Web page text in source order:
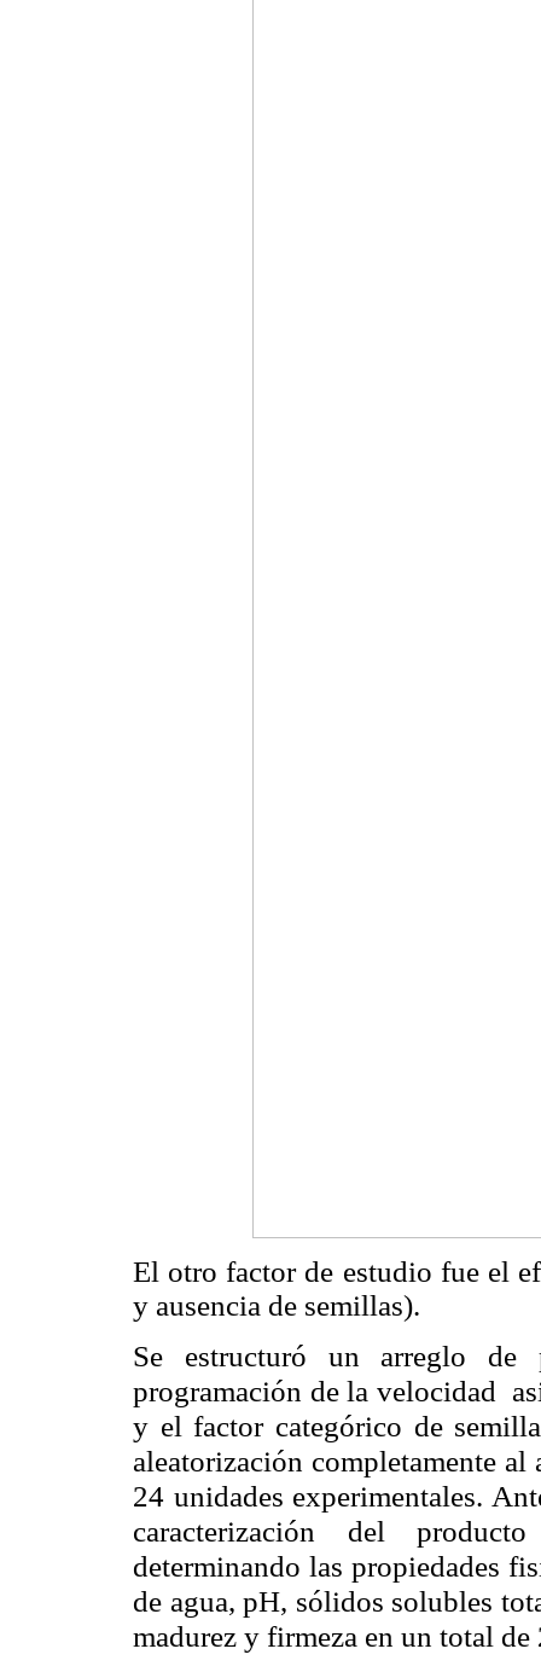
El otro factor de estudio fue el
y ausencia de semillas).
Se estructuró un arreglo
programación de la velocidad
y el factor categórico de
aleatorización completamente
24 unidades experimentales.
caracterización del
determinando las propiedades
de agua, pH, sólidos solubles
madurez y firmeza en un total